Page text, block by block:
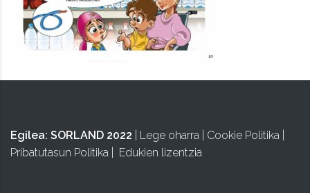
Egilea: SORLAND 2022 Lege oharra Cookie Politika
Pribatutasun Politika
Edukien lizentzia